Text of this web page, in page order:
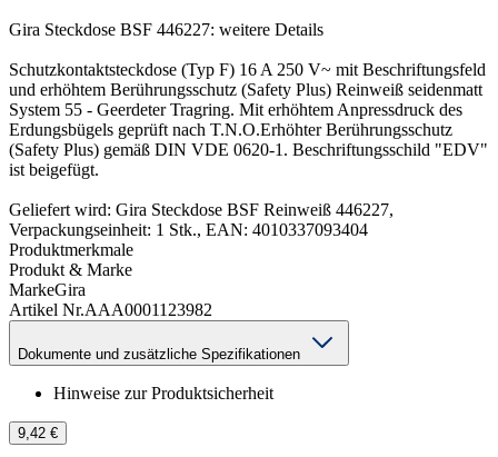
Gira Steckdose BSF 446227: weitere Details
Schutzkontaktsteckdose (Typ F) 16 A 250 V~ mit Beschriftungsfeld
und erhöhtem Berührungsschutz (Safety Plus) Reinweiß seidenmatt
System 55 - Geerdeter Tragring. Mit erhöhtem Anpressdruck des
Erdungsbügels geprüft nach T.N.O.Erhöhter Berührungsschutz
(Safety Plus) gemäß DIN VDE 0620-1. Beschriftungsschild "EDV"
ist beigefügt.
Geliefert wird: Gira Steckdose BSF Reinweiß 446227,
Verpackungseinheit: 1 Stk., EAN: 4010337093404
Produktmerkmale
Produkt & Marke
MarkeGira
Artikel Nr.AAA0001123982
Dokumente und zusätzliche Spezifikationen
Hinweise zur Produktsicherheit
9,42 €